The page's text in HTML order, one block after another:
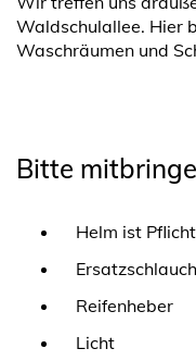
Waldschulallee. Hier
Waschräumen und
Bitte
Helm ist Pflicht
Ersatzschlauch
Reifenheber
Licht